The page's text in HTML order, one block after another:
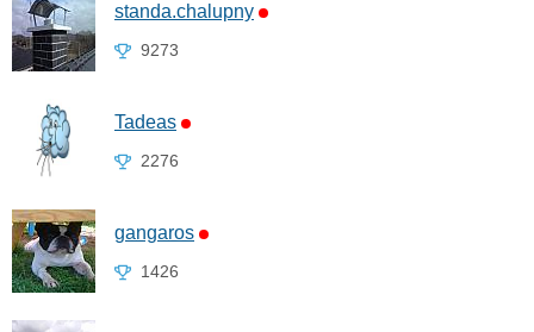
standa.chalupny
9273
Tadeas
2276
gangaros
1426